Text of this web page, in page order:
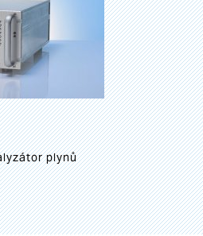
plynů